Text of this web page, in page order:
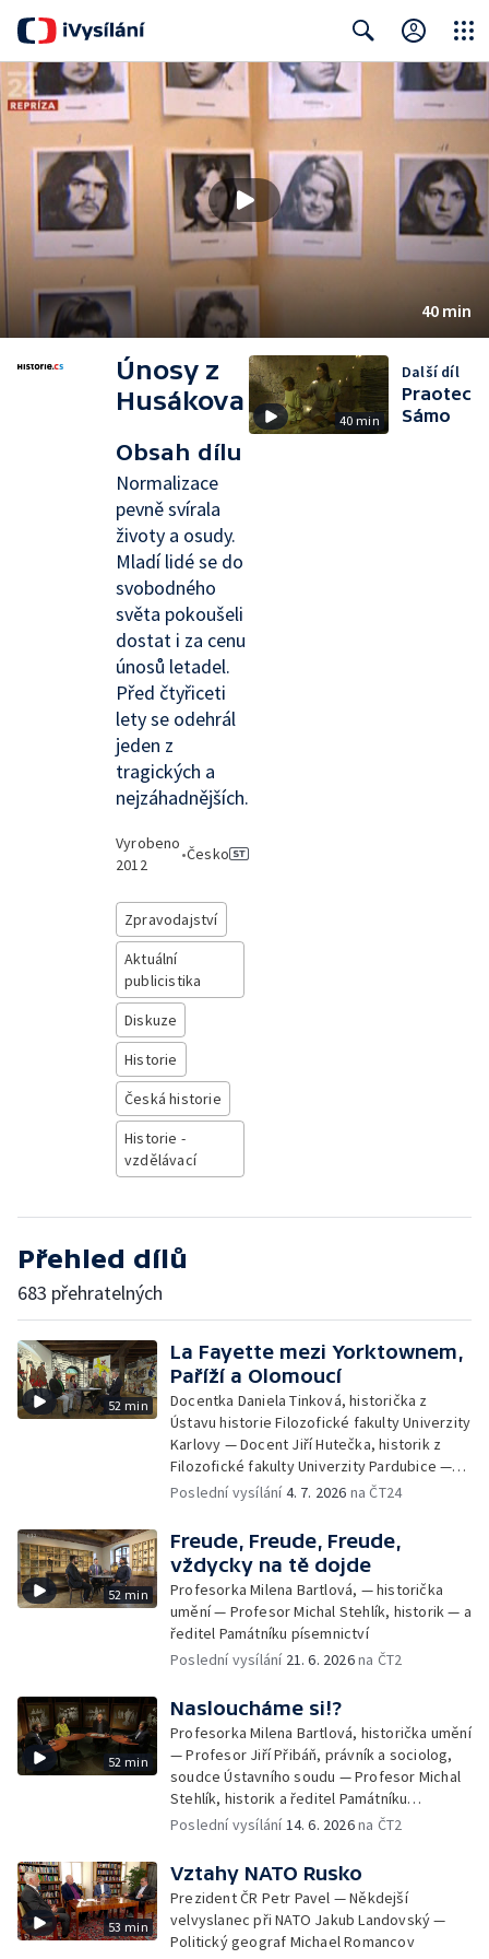
Search Close
40 min
Únosy z
Husákova
Obsah dílu
Normalizace
pevně svírala
životy a osudy.
Mladí lidé se do
svobodného
světa pokoušeli
dostat i za cenu
únosů letadel.
Před čtyřiceti
lety se odehrál
jeden z
tragických a
nejzáhadnějších.
Vyrobeno
2012
•Česko
Zpravodajství
Aktuální
publicistika
Diskuze
Historie
Česká historie
Historie -
vzdělávací
40 min
Další díl
Praotec
Sámo
Přehled dílů
683 přehratelných
52 min
La Fayette mezi Yorktownem,
Paříží a Olomoucí
Docentka Daniela Tinková, historička z
Ústavu historie Filozofické fakulty Univerzity
Karlovy — Docent Jiří Hutečka, historik z
Filozofické fakulty Univerzity Pardubice —
Doktor Jiří Pondělíček, historik z University
Poslední vysílání4. 7. 2026 na ČT24
52 min
Freude, Freude, Freude,
vždycky na tě dojde
Profesorka Milena Bartlová, — historička
umění — Profesor Michal Stehlík, historik — a
ředitel Památníku písemnictví
Poslední vysílání 21. 6. 2026na ČT2
52 min
Nasloucháme si!?
Profesorka Milena Bartlová, historička umění
— Profesor Jiří Přibáň, právník a sociolog,
soudce Ústavního soudu — Profesor Michal
Stehlík, historik a ředitel Památníku
písemnictví
Poslední vysílání14. 6. 2026na ČT2
53 min
Vztahy NATO Rusko
Prezident ČR Petr Pavel — Někdejší
velvyslanec při NATO Jakub Landovský —
Politický geograf Michael Romancov